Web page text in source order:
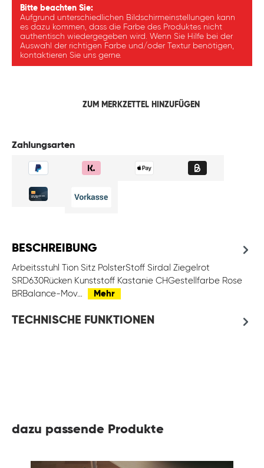
Bitte beachten Sie:
Aufgrund unterschiedlichen Bildschirmeinstellungen kann
es dazu kommen, dass die Farbe des Produktes nicht
authentisch wiedergegeben wird. Wenn Sie Hilfe bei der
Auswahl der richtigen Farbe und/oder Textur benötigen,
kontaktieren Sie uns gerne.
ZUM MERKZETTEL HINZUFÜGEN
Zahlungsarten
BESCHREIBUNG
Arbeitsstuhl Tion Sitz PolsterStoff Sirdal Ziegelrot
SRD630Rücken Kunststoff Kastanie CHGestellfarbe Rose
BRBalance-Mov…
Mehr
TECHNISCHE FUNKTIONEN
dazu passende Produkte